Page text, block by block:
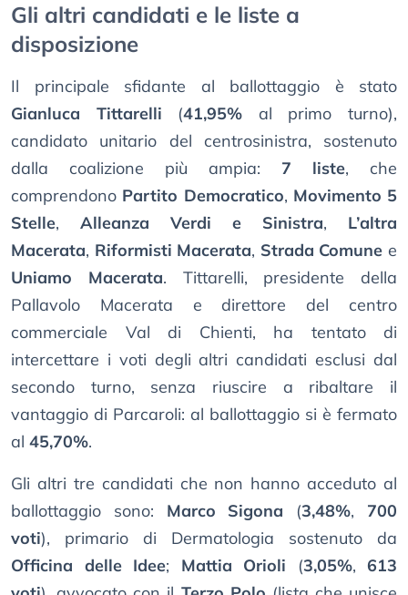
Gli altri candidati e le liste a
disposizione
Il principale sfidante al ballottaggio è stato
Gianluca Tittarelli (41,95% al primo turno),
candidato unitario del centrosinistra, sostenuto
dalla coalizione più ampia: 7 liste, che
comprendono Partito Democratico, Movimento 5
Stelle, Alleanza Verdi e Sinistra, L’altra
Macerata, Riformisti Macerata, Strada Comune e
Uniamo Macerata. Tittarelli, presidente della
Pallavolo Macerata e direttore del centro
commerciale Val di Chienti, ha tentato di
intercettare i voti degli altri candidati esclusi dal
secondo turno, senza riuscire a ribaltare il
vantaggio di Parcaroli: al ballottaggio si è fermato
al 45,70%.
Gli altri tre candidati che non hanno acceduto al
ballottaggio sono: Marco Sigona (3,48%, 700
voti), primario di Dermatologia sostenuto da
Officina delle Idee; Mattia Orioli (3,05%, 613